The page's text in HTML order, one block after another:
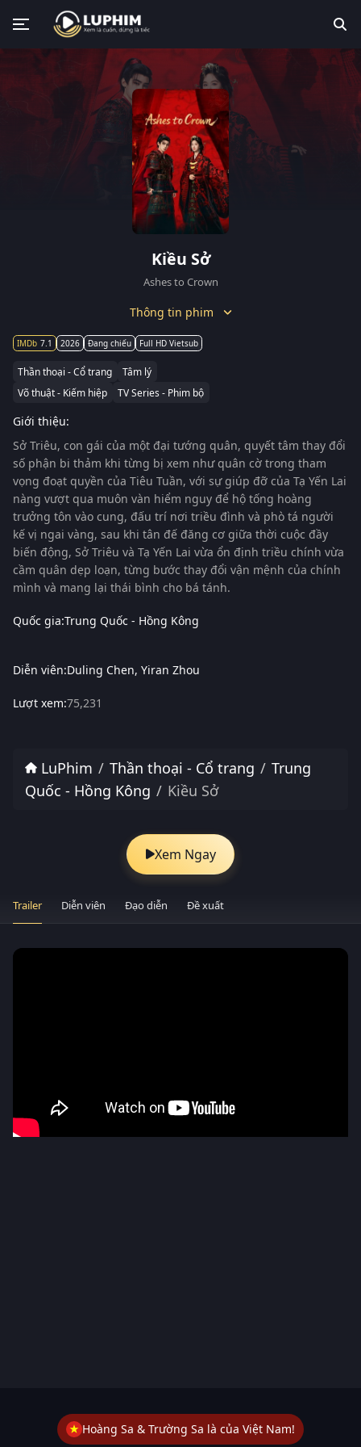
Kiều Sở
Ashes to Crown
Thông tin phim
7.1 2026 Đang chiếu Full HD Vietsub
Thần thoại - Cổ trang
Tâm lý
Võ thuật - Kiếm hiệp
TV Series - Phim bộ
Giới thiệu:
Sở Triêu, con gái của một đại tướng quân, quyết tâm thay đổi
số phận bi thảm khi từng bị xem như quân cờ trong tham
vọng đoạt quyền của Tiêu Tuần, với sự giúp đỡ của Tạ Yến Lai
nàng vượt qua muôn vàn hiểm nguy để hộ tống hoàng
trưởng tôn vào cung, đấu trí nơi triều đình và phò tá người
kế vị ngai vàng, sau khi tân đế đăng cơ giữa thời cuộc đầy
biến động, Sở Triêu và Tạ Yến Lai vừa ổn định triều chính vừa
cầm quân dẹp loạn, từng bước thay đổi vận mệnh của chính
mình và mang lại thái bình cho bá tánh.
Quốc gia:Trung Quốc - Hồng Kông
Diễn viên:Duling Chen Yiran Zhou
Lượt xem:75,231
LuPhim Thần thoại - Cổ trang
Trung
Quốc - Hồng Kông
Kiều Sở
Xem Ngay
Trailer Diễn viên Đạo diễn Đề xuất
Hoàng Sa & Trường Sa là của Việt Nam!